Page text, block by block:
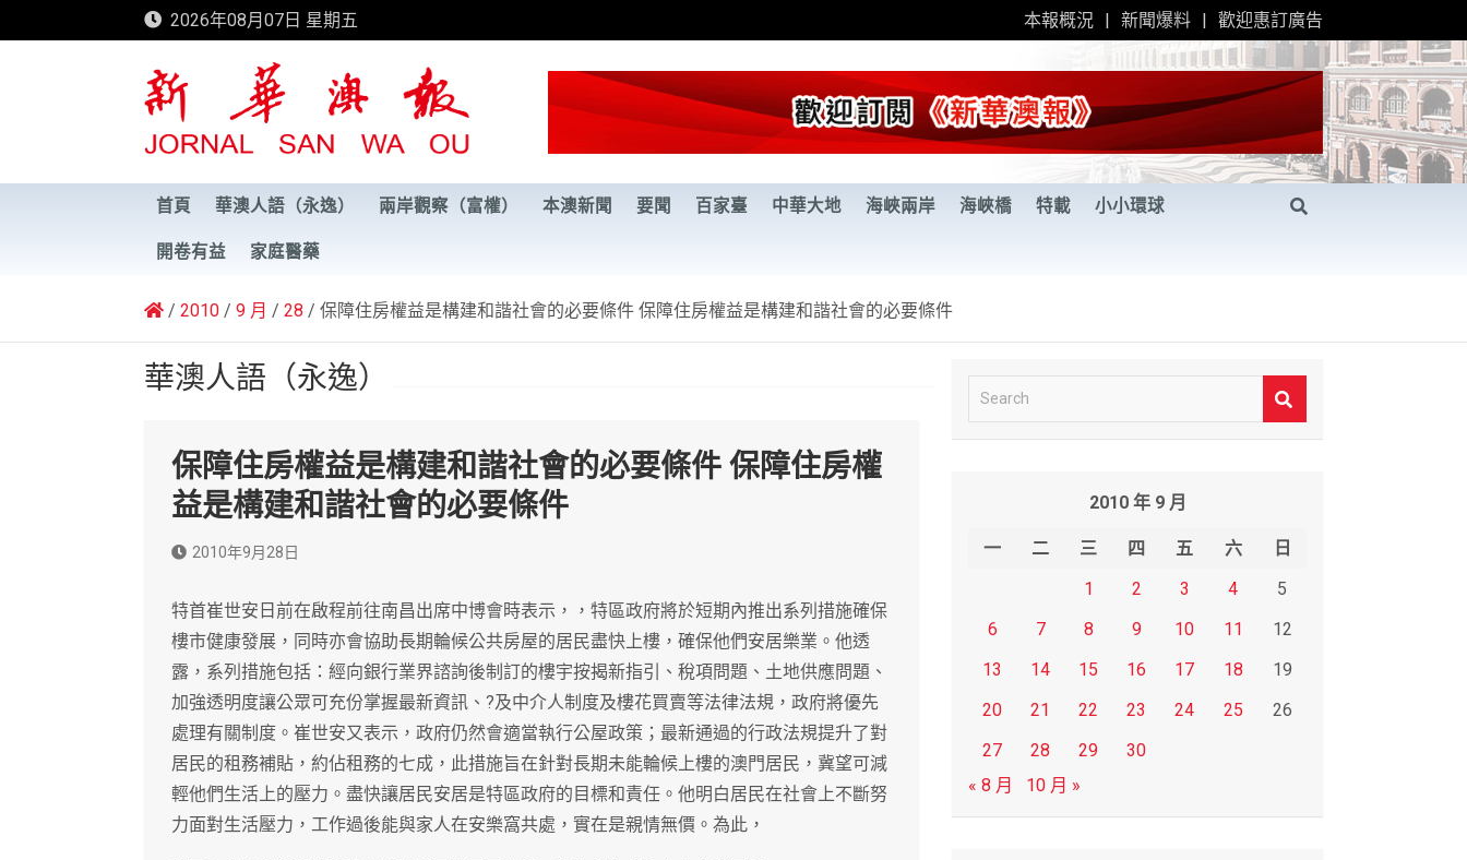
to
2026年08月07日 星期五 本報概況 新聞爆料 歡迎惠訂廣告
新華澳報
首頁 華澳人語（永逸） 兩岸觀察（富權） 本澳新聞 要聞 百家臺 中華大地 海峽兩岸 海峽橋 特載 小小環球
開卷有益 家庭醫藥
2010 9 月 28 保障住房權益是構建和諧社會的必要條件 保障住房權益是構建和諧社會的必要條件
華澳人語（永逸）
保障住房權益是構建和諧社會的必要條件 保障住房權
益是構建和諧社會的必要條件
2010年9月28日
特首崔世安日前在啟程前往南昌出席中博會時表示，，特區政府將於短期內推出系列措施確保
樓市健康發展，同時亦會協助長期輪候公共房屋的居民盡快上樓，確保他們安居樂業。他透
露，系列措施包括：經向銀行業界諮詢後制訂的樓宇按揭新指引、稅項問題、土地供應問題、
加強透明度讓公眾可充份掌握最新資訊、?及中介人制度及樓花買賣等法律法規，政府將優先
處理有關制度。崔世安又表示，政府仍然會適當執行公屋政策；最新通過的行政法規提升了對
居民的租務補貼，約佔租務的七成，此措施旨在針對長期未能輪候上樓的澳門居民，冀望可減
輕他們生活上的壓力。盡快讓居民安居是特區政府的目標和責任。他明白居民在社會上不斷努
力面對生活壓力，工作過後能與家人在安樂窩共處，實在是親情無價。為此，
e
2010 年 9 月
一 二 三 四 五 六
日
1
2 3 4
5
6
7 8 9 10 11
12
13
14 15 16 17 18
19
20
21 22 23 24 25
26
27
28 29
30
« 8 月
10 月 »